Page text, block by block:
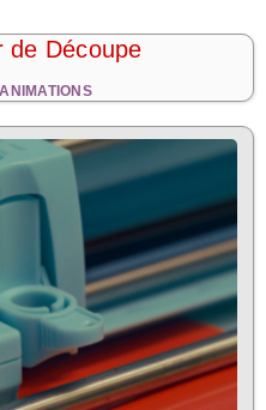
de Découpe